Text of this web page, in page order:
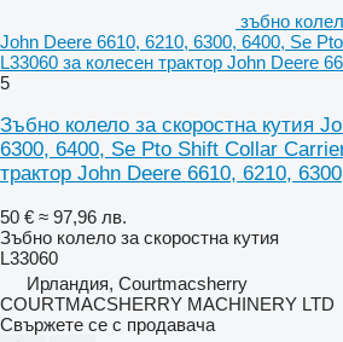
зъбно
John Deere 6610, 6210, 6300, 6400, Se
L33060 за колесен трактор John Deere
5
Зъбно колело за скоростна кутия
6300, 6400, Se Pto Shift Collar
трактор John Deere 6610, 6210,
50 € ≈ 97,96 лв.
Зъбно колело за скоростна кутия
L33060
Ирландия, Courtmacsherry
COURTMACSHERRY MACHINERY LTD
Свържете се с продавача